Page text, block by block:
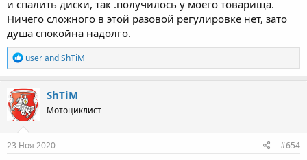
и спалить диски, так .получилось у моего товарища.
Ничего сложного в этой разовой регулировке нет, зато
душа спокойна надолго.
R
e
a
c
t
i
o
n
s
userandShTiM
ShTiM
Мотоциклист
23 Ноя 2020 #654